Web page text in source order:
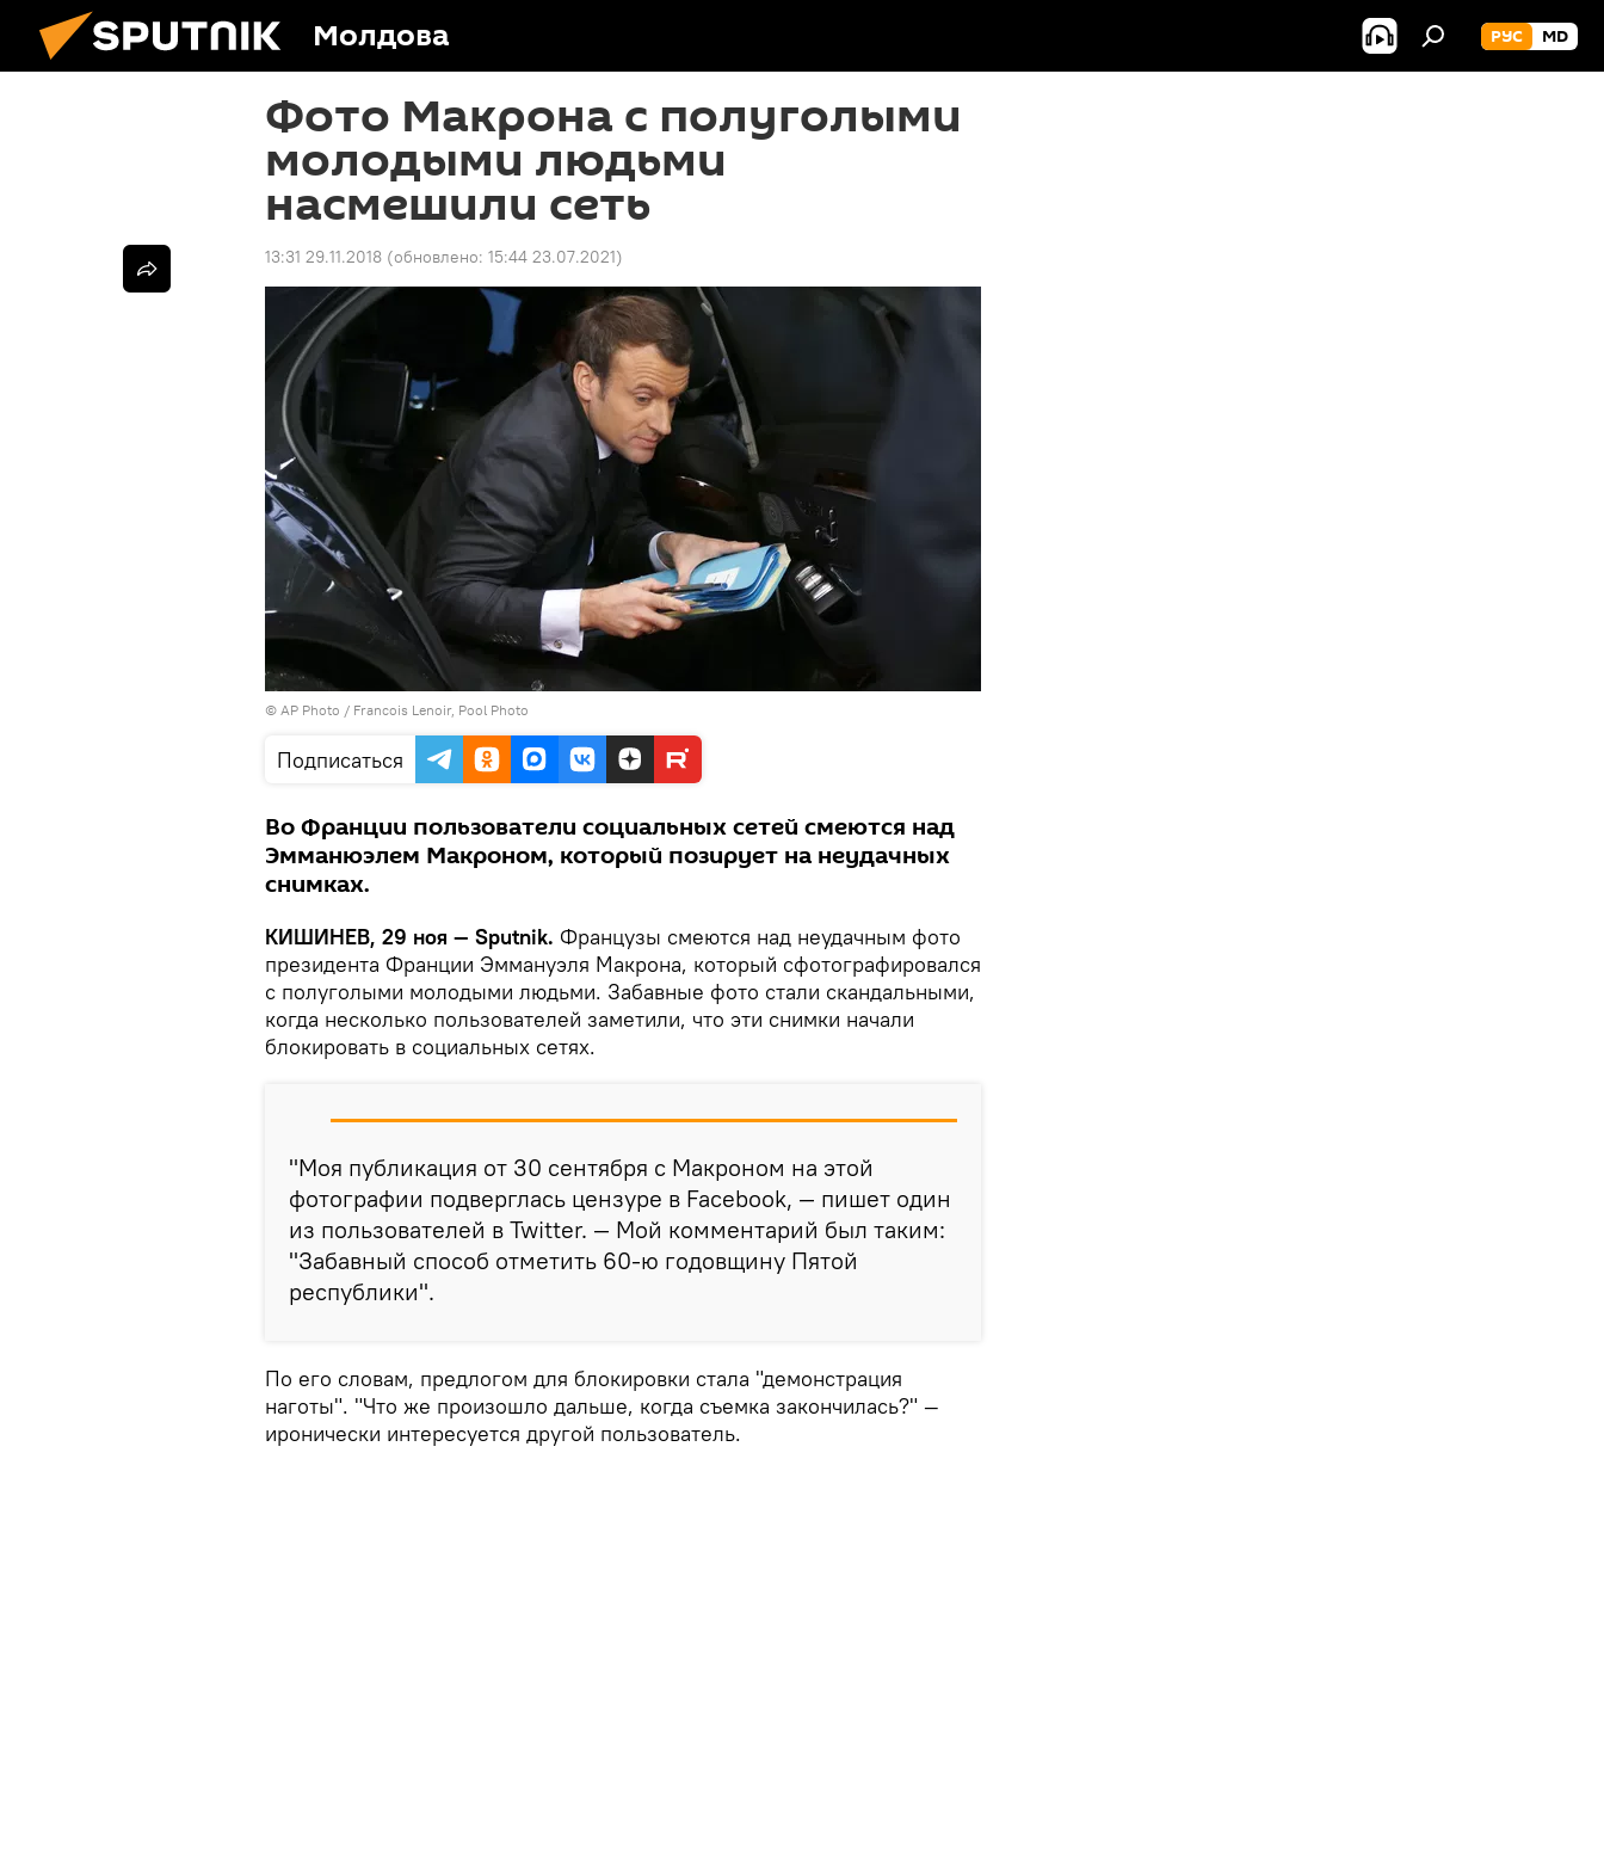
Молдова РУС MD
Фото Макрона с полуголыми
молодыми людьми
насмешили сеть
13:31 29.11.2018 (обновлено: 15:44 23.07.2021)
© AP Photo / Francois Lenoir, Pool Photo
Подписаться
Во Франции пользователи социальных сетей смеются над
Эмманюэлем Макроном, который позирует на неудачных
снимках.
КИШИНЕВ, 29 ноя — Sputnik. Французы смеются над неудачным фото
президента Франции Эммануэля Макрона, который сфотографировался
с полуголыми молодыми людьми. Забавные фото стали скандальными,
когда несколько пользователей заметили, что эти снимки начали
блокировать в социальных сетях.
"Моя публикация от 30 сентября с Макроном на этой
фотографии подверглась цензуре в Facebook, — пишет один
из пользователей в Twitter. — Мой комментарий был таким:
"Забавный способ отметить 60-ю годовщину Пятой
республики".
По его словам, предлогом для блокировки стала "демонстрация
наготы". "Что же произошло дальше, когда съемка закончилась?" —
иронически интересуется другой пользователь.